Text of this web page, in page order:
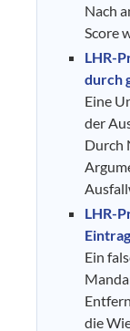
Nach
Score
LHR-
durch
Eine
der
Durch
LHR-
Ein
die